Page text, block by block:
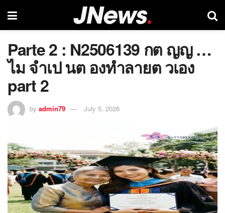
Parte 2 : N2506139 กต ญญ …
ไม จำเป นต องทำลายต วเอง
part 2
by admin79 July 5, 2026